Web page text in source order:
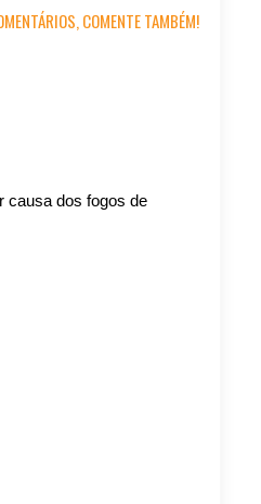
COMENTE TAMBÉM!
causa dos fogos de